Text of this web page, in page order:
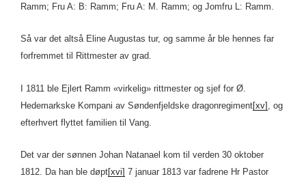
Ramm; Fru A: B: Ramm; Fru A: M. Ramm; og Jomfru L: Ramm.
Så var det altså Eline Augustas tur, og samme år ble hennes far
forfremmet til Rittmester av grad.
I 1811 ble Ejlert Ramm «virkelig» rittmester og sjef for Ø.
Hedemarkske Kompani av Søndenfjeldske dragonregiment[xv] , og
efterhvert flyttet familien til Vang.
Det var der sønnen Johan Natanael kom til verden 30 oktober
1812. Da han ble døpt[xvi] 7 januar 1813 var fadrene Hr Pastor